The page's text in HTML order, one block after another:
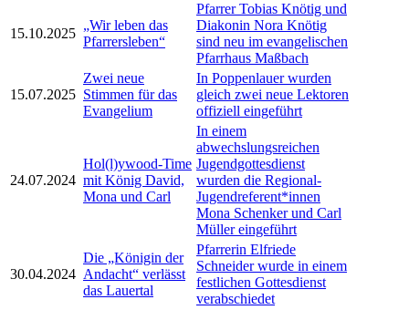
15.10.2025
„Wir leben das
Pfarrersleben“
Pfarrer Tobias Knötig und
Diakonin Nora Knötig
sind neu im evangelischen
Pfarrhaus Maßbach
15.07.2025
Zwei neue
Stimmen für das
Evangelium
In Poppenlauer wurden
gleich zwei neue Lektoren
offiziell eingeführt
24.07.2024
Hol(l)ywood-Time
mit König David,
Mona und Carl
In einem
abwechslungsreichen
Jugendgottesdienst
wurden die Regional-
Jugendreferent*innen
Mona Schenker und Carl
Müller eingeführt
30.04.2024
Die „Königin der
Andacht“ verlässt
das Lauertal
Pfarrerin Elfriede
Schneider wurde in einem
festlichen Gottesdienst
verabschiedet